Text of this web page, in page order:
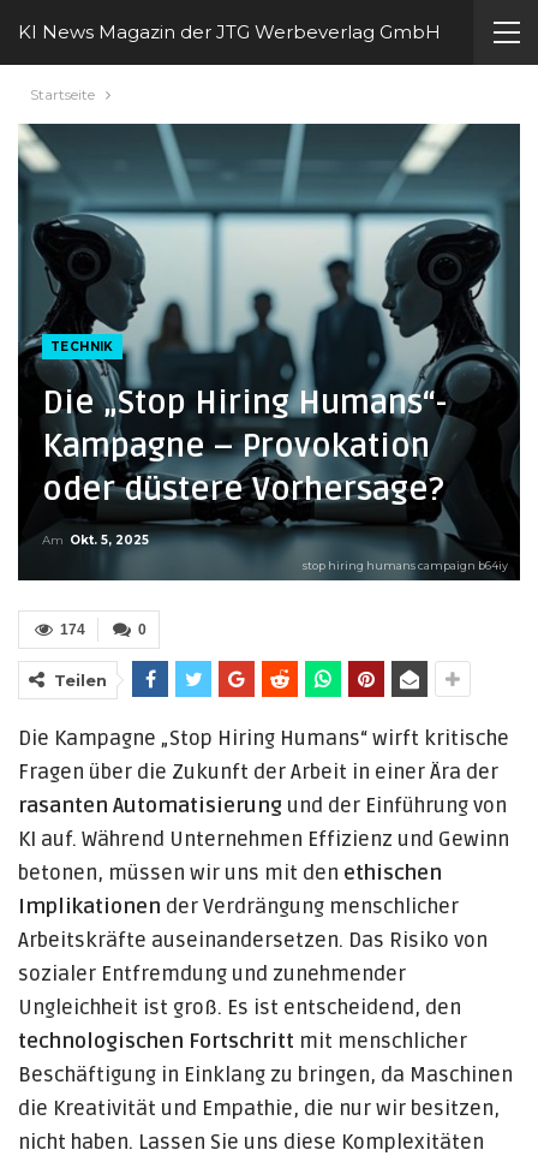
KI News Magazin der JTG Werbeverlag GmbH
Startseite
TECHNIK
Die „Stop Hiring Humans“-
Kampagne – Provokation
oder düstere Vorhersage?
Am Okt. 5, 2025
stop hiring humans campaign b64iy
0
174
Teilen
Die Kampagne „Stop Hiring Humans“ wirft kritische
Fragen über die Zukunft der Arbeit in einer Ära der
rasanten Automatisierung und der Einführung von
KI auf. Während Unternehmen Effizienz und Gewinn
betonen, müssen wir uns mit den ethischen
Implikationen der Verdrängung menschlicher
Arbeitskräfte auseinandersetzen. Das Risiko von
sozialer Entfremdung und zunehmender
Ungleichheit ist groß. Es ist entscheidend, den
technologischen Fortschritt mit menschlicher
Beschäftigung in Einklang zu bringen, da Maschinen
die Kreativität und Empathie, die nur wir besitzen,
nicht haben. Lassen Sie uns diese Komplexitäten